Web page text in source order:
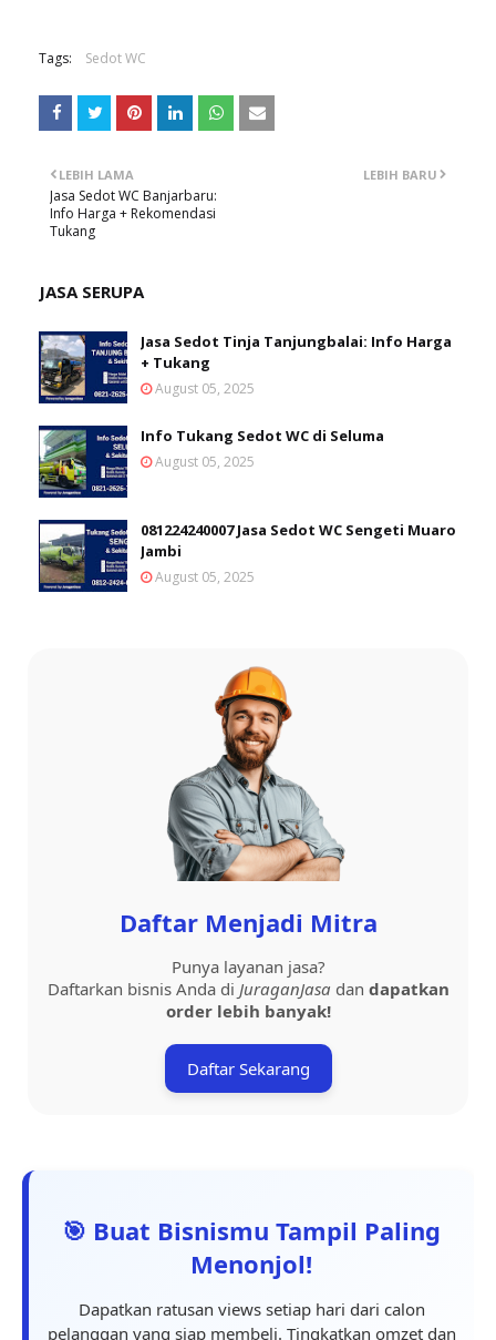
Tags: Sedot WC
LEBIH BARU
LEBIH LAMA
Jasa Sedot WC Banjarbaru:
Info Harga + Rekomendasi
Tukang
JASA SERUPA
Jasa Sedot Tinja Tanjungbalai: Info Harga
+ Tukang
August 05, 2025
Info Tukang Sedot WC di Seluma
August 05, 2025
081224240007 Jasa Sedot WC Sengeti Muaro
Jambi
August 05, 2025
Daftar Menjadi Mitra
Punya layanan jasa?
Daftarkan bisnis Anda di JuraganJasadan dapatkan
order lebih banyak!
Daftar Sekarang
🎯 Buat Bisnismu Tampil Paling
Menonjol!
Dapatkan ratusan views setiap hari dari calon
pelanggan yang siap membeli. Tingkatkan omzet dan